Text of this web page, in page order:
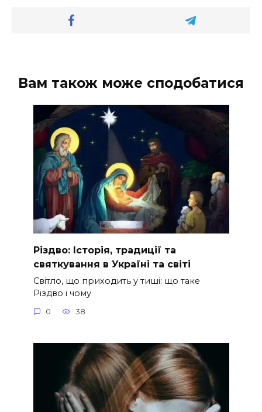
Вам також може сподобатися
Різдво: Історія, традиції та
святкування в Україні та світі
Світло, що приходить у тиші: що таке
Різдво і чому
0 38